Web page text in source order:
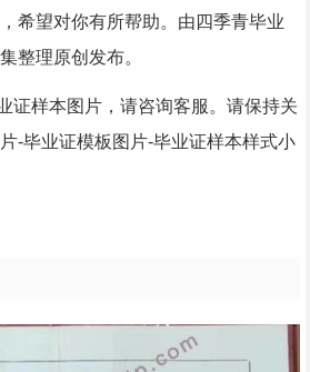
希望对你有所帮助。由四季青毕业
整理原创发布。
样本图片，请咨询客服。请保持关
-毕业证模板图片-毕业证样本样式小